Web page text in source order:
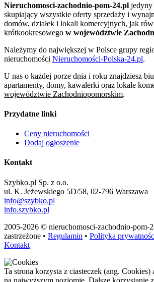
Nieruchomosci-zachodnio-pom-24.pl jedyny
skupiający wszystkie oferty sprzedaży i
domów, działek i lokali komercyjnych, jak
krótkookresowego w województwie
Należymy do największej w Polsce grupy
nieruchomości Nieruchomości-Polska-24.pl.
U nas o każdej porze dnia i roku znajdziesz
apartamenty, domy, kawalerki oraz lokale
województwie Zachodniopomorskim.
Przydatne linki
Ceny nieruchomości
Dodaj ogłoszenie
Kontakt
Szybko.pl Sp. z o.o.
ul. K. Jeżewskiego 5D/58, 02-796 Warszawa
info@szybko.pl
info.szybko.pl
2005-2026 © nieruchomosci-zachodnio-pom-
zastrzeżone • Regulamin • Polityka
Kontakt
Ta strona korzysta z ciasteczek (ang. Cookies)
na najwyższym poziomie. Dalsze korzystanie